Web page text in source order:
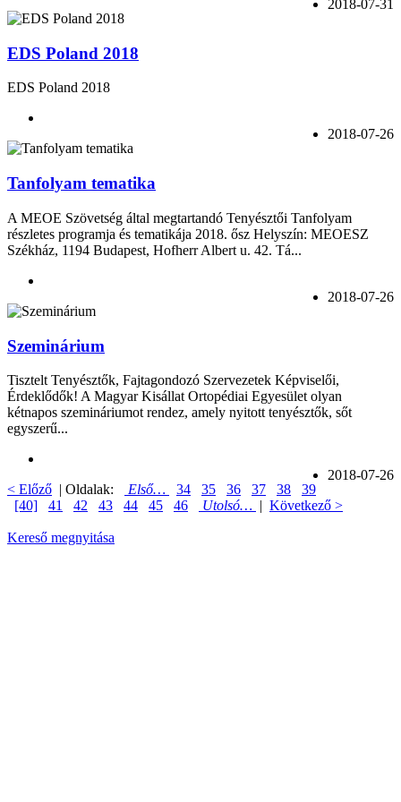
2018-07-31
EDS Poland 2018
EDS Poland 2018
2018-07-26
Tanfolyam tematika
A MEOE Szövetség által megtartandó Tenyésztői Tanfolyam
részletes programja és tematikája 2018. ősz Helyszín: MEOESZ
Székház, 1194 Budapest, Hofherr Albert u. 42. Tá...
2018-07-26
Szeminárium
Tisztelt Tenyésztők, Fajtagondozó Szervezetek Képviselői,
Érdeklődők! A Magyar Kisállat Ortopédiai Egyesület olyan
kétnapos szemináriumot rendez, amely nyitott tenyésztők, sőt
egyszerű...
2018-07-26
< Előző | Oldalak: Első… 34 35 36 37 38
39
[40]
41 42 43 44 45 46 Utolsó… | Következő >
Kereső megnyitása